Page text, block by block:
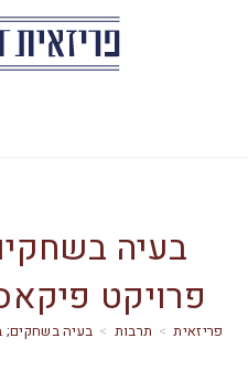
בעיה
פרויקט
> תרבות > בעיה בשחקים;